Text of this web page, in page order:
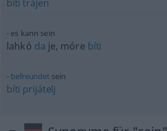
bíti trájen
es kann sein
lahkó da je, móre bíti
befreundet sein
bíti prijátelj